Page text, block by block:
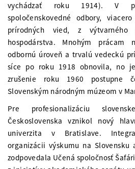
vychádzať roku 1914). V
spoločenskovedné odbory,
prírodných vied, z výtvarného
hospodárstva. Mnohým prácam
odbornú úroveň a trvalú vedeckú
síce po roku 1918 obnovila, no
zrušenie roku 1960 postupne
Slovenským národným múzeom v
Pre profesionalizáciu
Československa vznikol nový
univerzita v Bratislave.
organizácii výskumu na Slovensku
zodpovedala Učená spoločnosť